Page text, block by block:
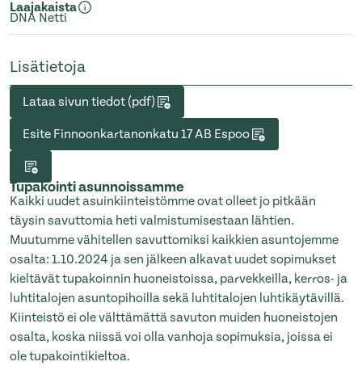
Laajakaista
DNA Netti
Lisätietoja
Lataa sivun tiedot (pdf)
Esite Finnoonkartanonkatu 17 AB Espoo
Tupakointi asunnoissamme
Kaikki uudet asuinkiinteistömme ovat olleet jo pitkään
täysin savuttomia heti valmistumisestaan lähtien.
Muutumme vähitellen savuttomiksi kaikkien asuntojemme
osalta: 1.10.2024 ja sen jälkeen alkavat uudet sopimukset
kieltävät tupakoinnin huoneistoissa, parvekkeilla, kerros- ja
luhtitalojen asuntopihoilla sekä luhtitalojen luhtikäytävillä.
Kiinteistö ei ole välttämättä savuton muiden huoneistojen
osalta, koska niissä voi olla vanhoja sopimuksia, joissa ei
ole tupakointikieltoa.